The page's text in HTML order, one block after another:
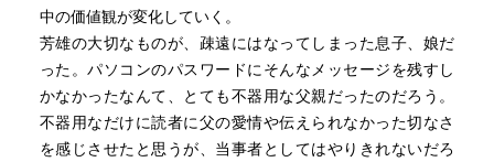
中の価値観が変化していく。
芳雄の大切なものが、疎遠にはなってしまった息子、娘だ
った。パソコンのパスワードにそんなメッセージを残すし
かなかったなんて、とても不器用な父親だったのだろう。
不器用なだけに読者に父の愛情や伝えられなかった切なさ
を感じさせたと思うが、当事者としてはやりきれないだろ